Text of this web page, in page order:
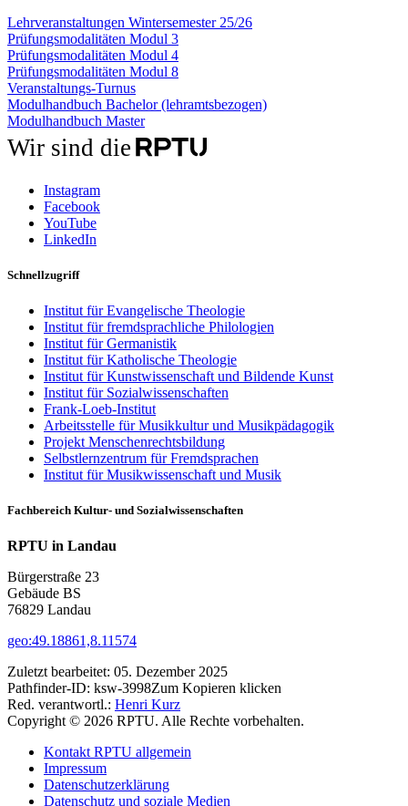
Lehrveranstaltungen Wintersemester 25/26
Prüfungsmodalitäten Modul 3
Prüfungsmodalitäten Modul 4
Prüfungsmodalitäten Modul 8
Veranstaltungs-Turnus
Modulhandbuch Bachelor (lehramtsbezogen)
Modulhandbuch Master
Wir sind die
Instagram
Facebook
YouTube
LinkedIn
Schnellzugriff
Institut für Evangelische Theologie
Institut für fremdsprachliche Philologien
Institut für Germanistik
Institut für Katholische Theologie
Institut für Kunstwissenschaft und Bildende Kunst
Institut für Sozialwissenschaften
Frank-Loeb-Institut
Arbeitsstelle für Musikkultur und Musikpädagogik
Projekt Menschenrechtsbildung
Selbstlernzentrum für Fremdsprachen
Institut für Musikwissenschaft und Musik
Fachbereich Kultur- und Sozialwissenschaften
RPTU in Landau
Bürgerstraße 23
Gebäude BS
76829 Landau
geo:49.18861,8.11574
Zuletzt bearbeitet: 05. Dezember 2025
Pathfinder-ID: ksw-3998Zum Kopieren klicken
Red. verantwortl.: Henri Kurz
Copyright © 2026 RPTU. Alle Rechte vorbehalten.
Kontakt RPTU allgemein
Impressum
Datenschutzerklärung
Datenschutz und soziale Medien